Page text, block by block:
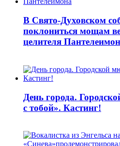
В Свято-Духовском
поклониться мощам
целителя
День города.
с тобой». Кастинг!